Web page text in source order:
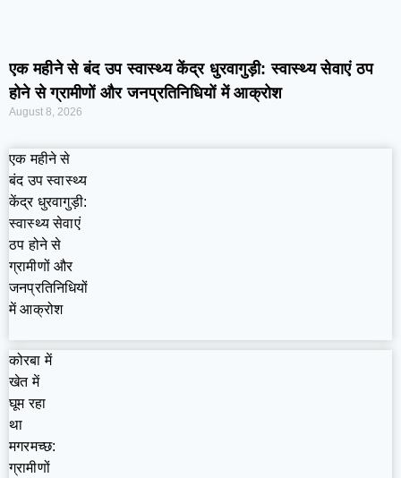
एक महीने से बंद उप स्वास्थ्य केंद्र धुरवागुड़ी: स्वास्थ्य सेवाएं ठप
होने से ग्रामीणों और जनप्रतिनिधियों में आक्रोश
August 8, 2026
एक महीने से
बंद उप स्वास्थ्य
केंद्र धुरवागुड़ी:
स्वास्थ्य सेवाएं
ठप होने से
ग्रामीणों और
जनप्रतिनिधियों
में आक्रोश
कोरबा में
खेत में
घूम रहा
था
मगरमच्छ:
ग्रामीणों